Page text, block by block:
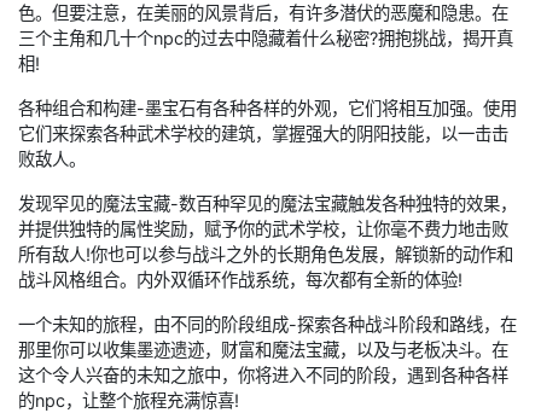
色。但要注意，在美丽的风景背后，有许多潜伏的恶魔和隐患。在
三个主角和几十个npc的过去中隐藏着什么秘密?拥抱挑战，揭开真
相!
各种组合和构建-墨宝石有各种各样的外观，它们将相互加强。使用
它们来探索各种武术学校的建筑，掌握强大的阴阳技能，以一击击
败敌人。
发现罕见的魔法宝藏-数百种罕见的魔法宝藏触发各种独特的效果，
并提供独特的属性奖励，赋予你的武术学校，让你毫不费力地击败
所有敌人!你也可以参与战斗之外的长期角色发展，解锁新的动作和
战斗风格组合。内外双循环作战系统，每次都有全新的体验!
一个未知的旅程，由不同的阶段组成-探索各种战斗阶段和路线，在
那里你可以收集墨迹遗迹，财富和魔法宝藏，以及与老板决斗。在
这个令人兴奋的未知之旅中，你将进入不同的阶段，遇到各种各样
的npc，让整个旅程充满惊喜!